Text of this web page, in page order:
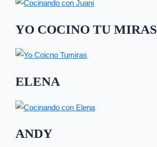
YO COCINO TU MIRAS
ELENA
ANDY